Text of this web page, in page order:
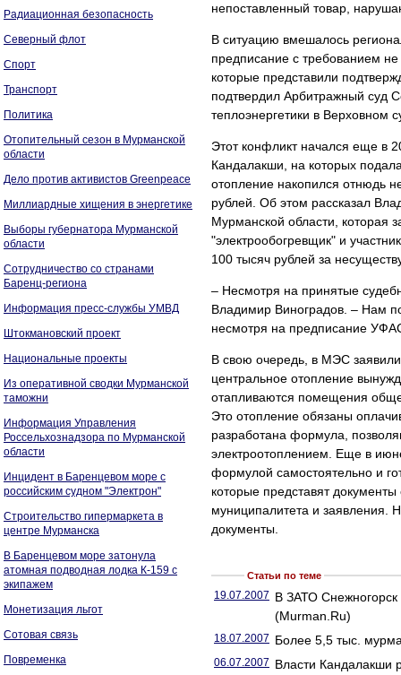
Радиационная безопасность
Северный флот
Спорт
Транспорт
Политика
Отопительный сезон в Мурманской
области
Дело против активистов Greenpeace
Миллиардные хищения в энергетике
Выборы губернатора Мурманской
области
Сотрудничество со странами
Баренц-региона
Информация пресс-службы УМВД
Штокмановский проект
Национальные проекты
Из оперативной сводки Мурманской
таможни
Информация Управления
Россельхознадзора по Мурманской
области
Инцидент в Баренцевом море с
российским судном "Электрон"
Строительство гипермаркета в
центре Мурманска
В Баренцевом море затонула
атомная подводная лодка К-159 с
экипажем
Монетизация льгот
Сотовая связь
Повременка
непоставленный товар,
В ситуацию вмешалось
предписание с требованием не
которые представили
подтвердил Арбитражный суд
теплоэнергетики в Верховном
Этот конфликт начался еще в
Кандалакши, на которых
отопление накопился отнюдь
рублей. Об этом рассказал
Мурманской области, которая
"электрообогревщик" и
100 тысяч рублей за
– Несмотря на принятые
Владимир Виноградов. – Нам
несмотря на предписание
В свою очередь, в МЭС
центральное отопление
отапливаются помещения
Это отопление обязаны
разработана формула,
электроотоплением. Еще в
формулой самостоятельно и
которые представят
муниципалитета и заявления.
документы.
Статьи по теме
19.07.2007 В ЗАТО
(Murman.Ru)
18.07.2007 Более 5,5 тыс.
06.07.2007 Власти Кандалакши